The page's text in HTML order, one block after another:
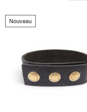
Nouveau